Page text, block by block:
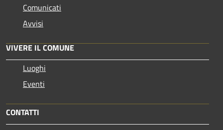
Comunicati
Avvisi
VIVERE IL COMUNE
Luoghi
Eventi
CONTATTI